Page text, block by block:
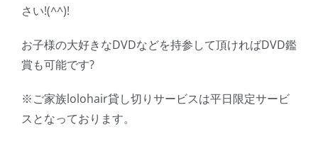
さい!(^^)!
お子様の大好きなDVDなどを持参して頂ければDVD鑑
賞も可能です?
※ご家族lolohair貸し切りサービスは平日限定サービ
スとなっております。